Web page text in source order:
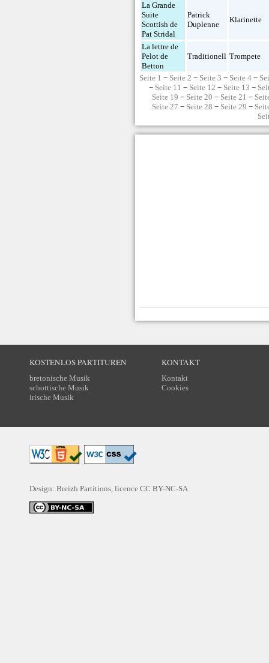
La Grande
Suite
Scottish de
Pat Stridal
Patrick
Duplenne
Klarinette
La lettre de
Pelot de
Betton
Traditionell Trompete
Seite 1 − Seite 2 − Seite 3 − Seite 4 −
− Seite 11 − Seite 12 − Seite 13 −
Seite 19 − Seite 20 − Seite 21 −
Seite 27 − Seite 28 − Seite 29 −
KOSTENLOS PARTITUREN
bretonische Musik
schottische Musik
irische Musik
KONTAKT
Kontakt
Cookies
Design: Breizh Partitions, licence CC BY-NC-SA